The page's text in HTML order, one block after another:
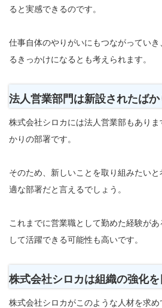
ると実感できるのです。
仕事自体のやりがいにもつながってい
るきっかけになるとも考えられます。
法人営業部門は新設されたば
株式会社シロカには法人営業部もあり
かりの部署です。
そのため、新しいことを取り組みたい
適な部署だと言えるでしょう。
これまでに営業職として勤めた経験が
して活躍できる可能性も高いです。
株式会社シロカは組織の強化
株式会社シロカがこのような人材を求